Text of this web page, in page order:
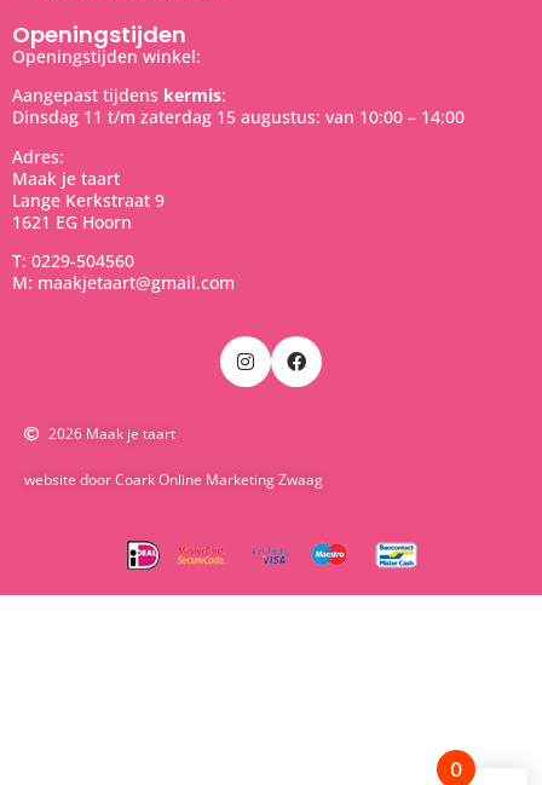
Openingstijden
Openingstijden winkel:
Aangepast tijdens kermis:
Dinsdag 11 t/m zaterdag 15 augustus: van 10:00 – 14:00
Adres:
Maak je taart
Lange Kerkstraat 9
1621 EG Hoorn
T: 0229-504560
M: maakjetaart@gmail.com
2026 Maak je taart
website door Coark Online Marketing Zwaag
0